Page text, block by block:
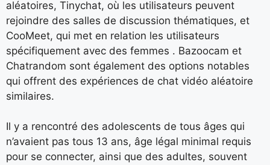
aléatoires, Tinychat, où les utilisateurs peuvent
rejoindre des salles de discussion thématiques, et
CooMeet, qui met en relation les utilisateurs
spécifiquement avec des femmes . Bazoocam et
Chatrandom sont également des options notables
qui offrent des expériences de chat vidéo aléatoire
similaires.
Il y a rencontré des adolescents de tous âges qui
n’avaient pas tous 13 ans, âge légal minimal requis
pour se connecter, ainsi que des adultes, souvent